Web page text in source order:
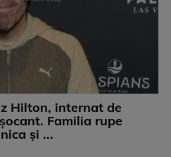
Hilton, internat de
Familia rupe
și ...